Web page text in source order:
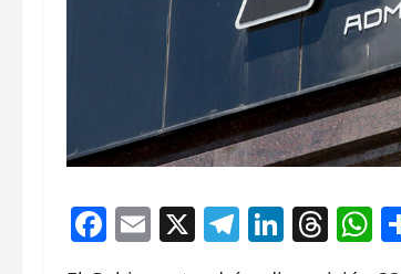
Facebook
Email
X Telegram